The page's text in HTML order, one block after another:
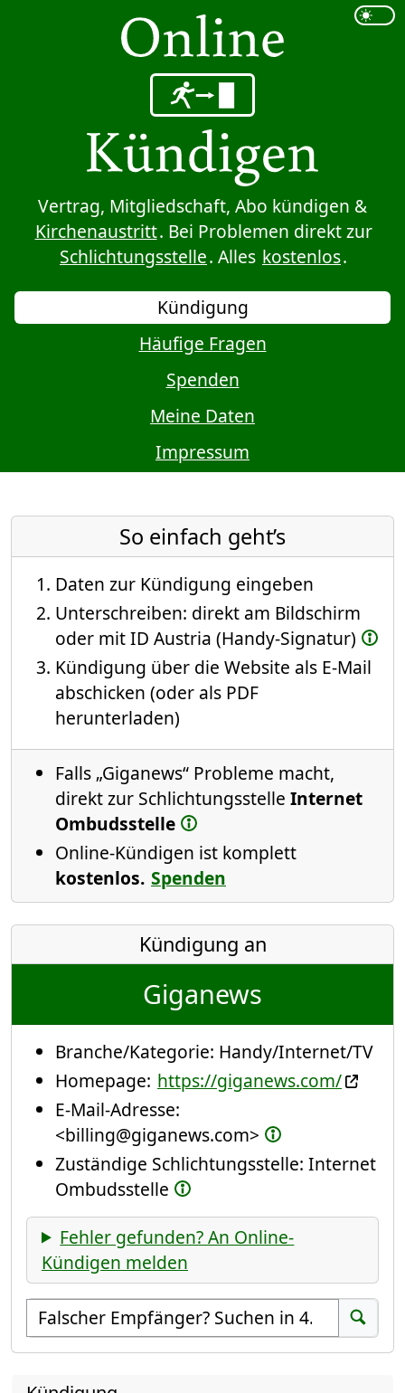
Sprung zum Inhalt
Vertrag, Mitgliedschaft, Abo kündigen &
Kirchenaustritt. Bei Problemen direkt zur
Schlichtungsstelle. Alles kostenlos.
Kündigung
Häufige Fragen
Spenden
Meine Daten
Impressum
So einfach geht’s
Daten zur Kündigung eingeben
Unterschreiben: direkt am Bildschirm
oder mit ID Austria (Handy-Signatur)
Kündigung über die Website als E-Mail
abschicken (oder als PDF
herunterladen)
Falls „Giganews“ Probleme macht,
direkt zur Schlichtungsstelle Internet
Ombudsstelle
Online-Kündigen ist komplett
kostenlos. Spenden
Kündigung an
Giganews
Branche/Kategorie: Handy/Internet/TV
Homepage: https://giganews.com/
E-Mail-Adresse:
<billing@giganews.com>
Zuständige Schlichtungsstelle: Internet
Ombudsstelle
Fehler gefunden? An Online-
Kündigen melden
Empfänger suchen
Suchen